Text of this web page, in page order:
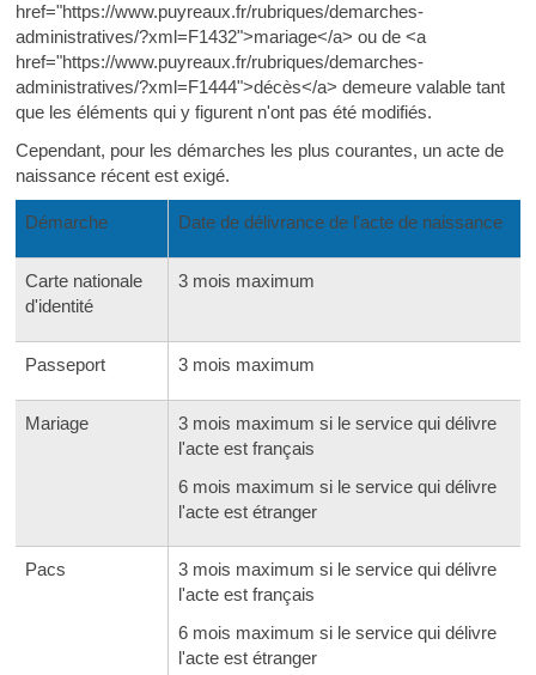
href="https://www.puyreaux.fr/rubriques/demarches-
administratives/?xml=F1432">mariage</a> ou de <a
href="https://www.puyreaux.fr/rubriques/demarches-
administratives/?xml=F1444">décès</a> demeure valable tant
que les éléments qui y figurent n'ont pas été modifiés.
Cependant, pour les démarches les plus courantes, un acte de
naissance récent est exigé.
Démarche Date de délivrance de l'acte de naissance
Carte nationale
d'identité
3 mois maximum
Passeport 3 mois maximum
Mariage
3 mois maximum si le service qui délivre
l'acte est français
6 mois maximum si le service qui délivre
l'acte est étranger
Pacs
3 mois maximum si le service qui délivre
l'acte est français
6 mois maximum si le service qui délivre
l'acte est étranger